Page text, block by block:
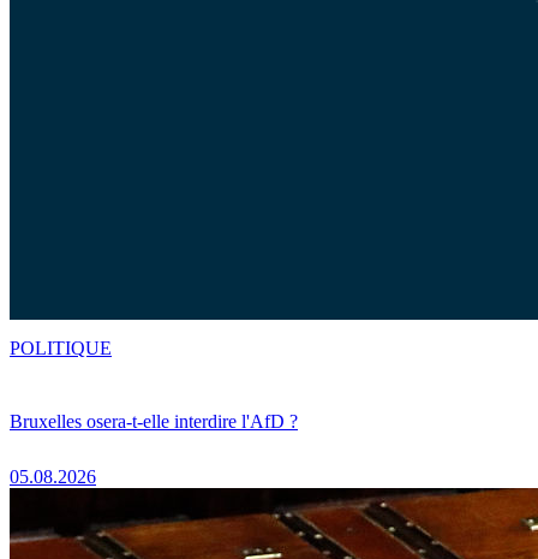
Bruxelles osera-t-elle interdire l'AfD ?
05.08.2026
POLITIQUE